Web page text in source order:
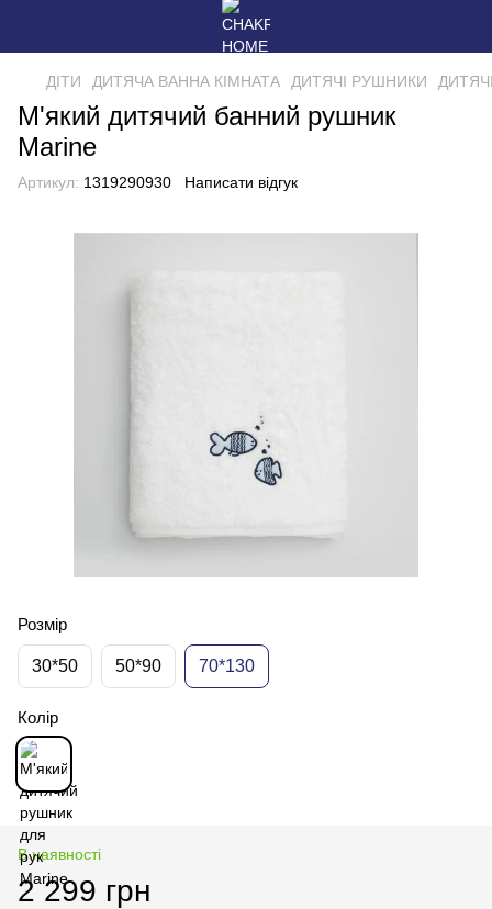
ДІТИ ДИТЯЧА ВАННА КІМНАТА ДИТЯЧІ РУШНИКИ
М'який дитячий банний рушник
Marine
Артикул: 1319290930 Написати відгук
Розмір
30*50 50*90 70*130
Колір
В наявності
2 299 грн